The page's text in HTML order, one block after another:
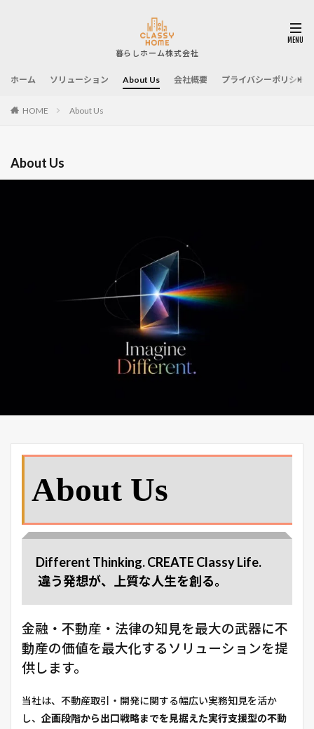
ホーム ソリューション About Us 会社概要 プライバシーポリシー
HOME About Us
About Us
About Us
Different Thinking. CREATE Classy Life.
違う発想が、上質な人生を創る。
金融・不動産・法律の知見を最大の武器に不
動産の価値を最大化するソリューションを提
供します。
当社は、不動産取引・開発に関する幅広い実務知見を活か
し、 企画段階から出口戦略までを見据えた実行支援型の不動